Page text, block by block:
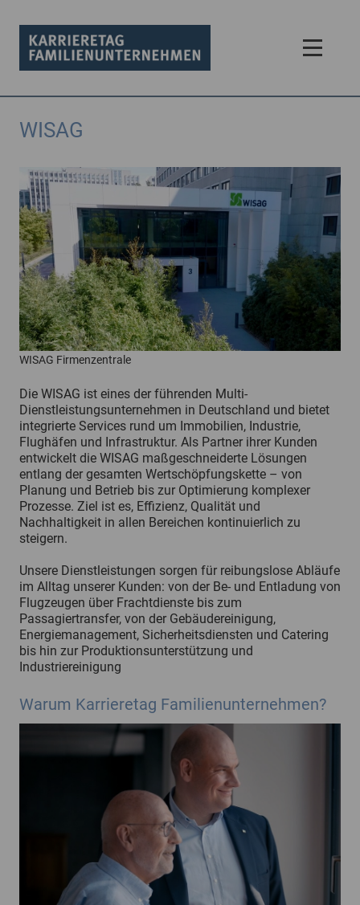
WISAG
WISAG Firmenzentrale
Die WISAG ist eines der führenden Multi-
Dienstleistungsunternehmen in Deutschland und bietet
integrierte Services rund um Immobilien, Industrie,
Flughäfen und Infrastruktur. Als Partner ihrer Kunden
entwickelt die WISAG maßgeschneiderte Lösungen
entlang der gesamten Wertschöpfungskette – von
Planung und Betrieb bis zur Optimierung komplexer
Prozesse. Ziel ist es, Effizienz, Qualität und
Nachhaltigkeit in allen Bereichen kontinuierlich zu
steigern.
Unsere Dienstleistungen sorgen für reibungslose Abläufe
im Alltag unserer Kunden: von der Be- und Entladung von
Flugzeugen über Frachtdienste bis zum
Passagiertransfer, von der Gebäudereinigung,
Energiemanagement, Sicherheitsdiensten und Catering
bis hin zur Produktionsunterstützung und
Industriereinigung
Warum Karrieretag Familienunternehmen?